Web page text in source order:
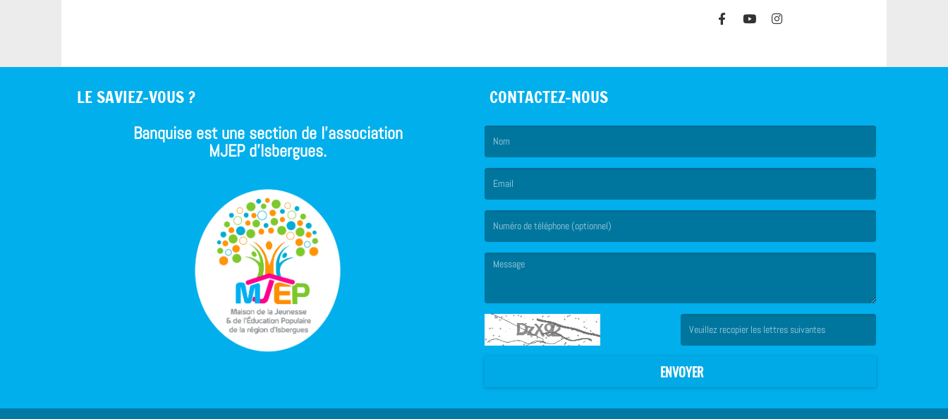
LE SAVIEZ-VOUS ?
Banquise est une section de l'association
MJEP d'Isbergues.
CONTACTEZ-NOUS
ENVOYER